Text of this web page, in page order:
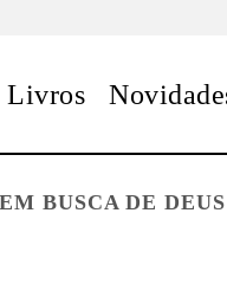
Livros
BUSCA DE DEUS